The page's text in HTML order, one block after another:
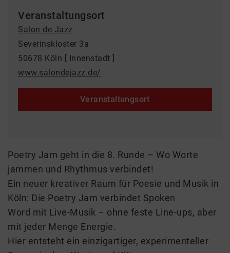
Veranstaltungsort
Salon de Jazz
Severinskloster 3a
50678 Köln [ Innenstadt ]
www.salondejazz.de/
Veranstaltungsort
Poetry Jam geht in die 8. Runde – Wo Worte
jammen und Rhythmus verbindet!
Ein neuer kreativer Raum für Poesie und Musik in
Köln: Die Poetry Jam verbindet Spoken
Word mit Live-Musik – ohne feste Line-ups, aber
mit jeder Menge Energie.
Hier entsteht ein einzigartiger, experimenteller